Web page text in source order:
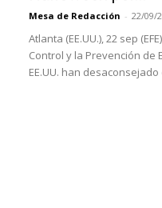
Mesa de Redacción - 22/09/
Atlanta (EE.UU.), 22 sep
Control y la Prevención de
EE.UU. han